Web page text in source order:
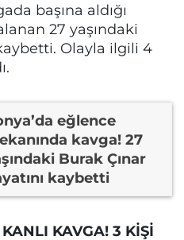
başına aldığı
27 yaşındaki
Olayla ilgili 4
eğlence
kavga! 27
Burak Çınar
kaybetti
KAVGA! 3 KİŞİ